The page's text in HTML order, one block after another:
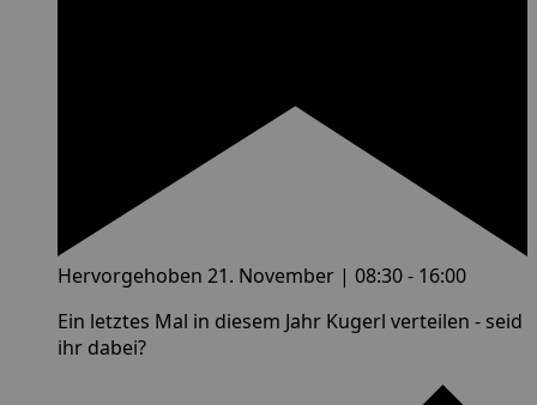
Hervorgehoben 21. November | 08:30- 16:00
Ein letztes Mal in diesem Jahr Kugerl verteilen - seid
ihr dabei?